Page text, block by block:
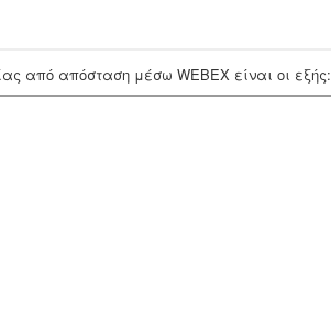
από απόσταση μέσω WEBEX είναι οι εξής: